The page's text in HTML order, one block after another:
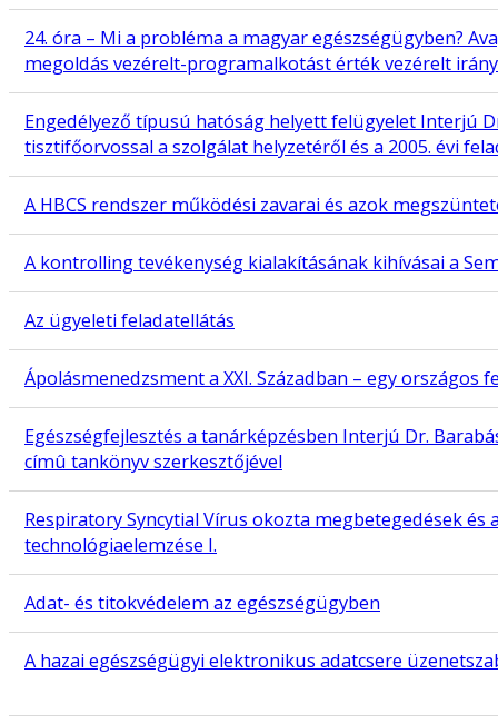
24. óra – Mi a probléma a magyar egészségügyben?
megoldás vezérelt-programalkotást érték vezérelt
Engedélyező típusú hatóság helyett felügyelet Interjú
tisztifőorvossal a szolgálat helyzetéről és a 2005. évi
A HBCS rendszer működési zavarai és azok
A kontrolling tevékenység kialakításának kihívásai a
Az ügyeleti feladatellátás
Ápolásmenedzsment a XXI. Században – egy országos
Egészségfejlesztés a tanárképzésben Interjú Dr.
címû tankönyv szerkesztőjével
Respiratory Syncytial Vírus okozta megbetegedések és
technológiaelemzése I.
Adat- és titokvédelem az egészségügyben
A hazai egészségügyi elektronikus adatcsere